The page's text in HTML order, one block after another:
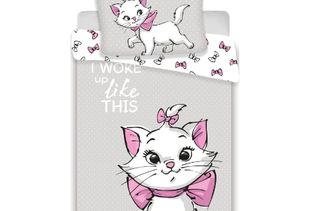
Ekspresna dostava
Prednarudžbe
Outlet proizvodi
Dostava i plaćanje
TV serija proizvodi